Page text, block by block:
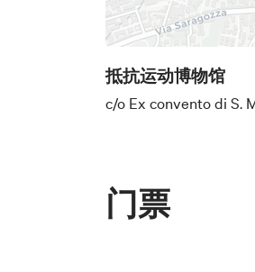
究所和
历史教学研究
provincia,
Parri Emilia-
抵抗运动博物馆
c/o Ex convento di S.
门票